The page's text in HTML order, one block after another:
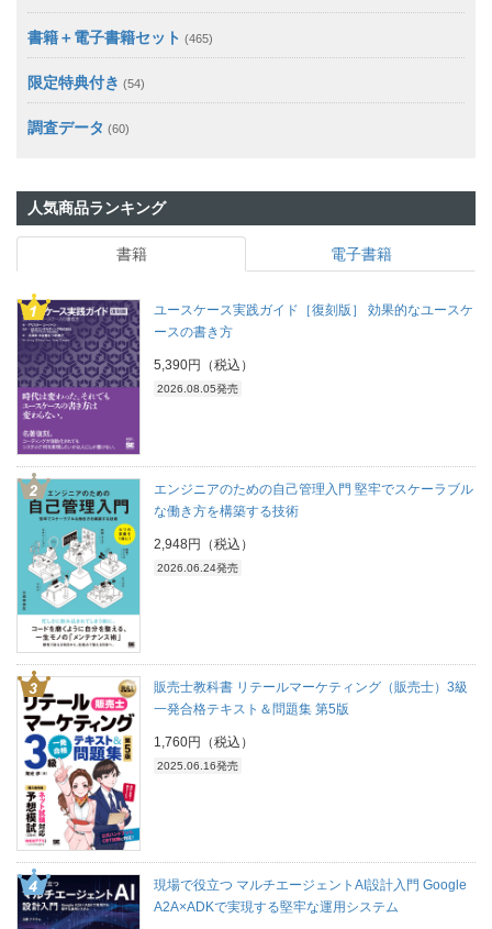
書籍＋電子書籍セット (465)
限定特典付き (54)
調査データ (60)
人気商品ランキング
書籍 電子書籍
ユースケース実践ガイド［復刻版］ 効果的なユースケ
ースの書き方
5,390円（税込）
2026.08.05発売
エンジニアのための自己管理入門 堅牢でスケーラブル
な働き方を構築する技術
2,948円（税込）
2026.06.24発売
販売士教科書 リテールマーケティング（販売士）3級
一発合格テキスト＆問題集 第5版
1,760円（税込）
2025.06.16発売
現場で役立つ マルチエージェントAI設計入門 Google
A2A×ADKで実現する堅牢な運用システム